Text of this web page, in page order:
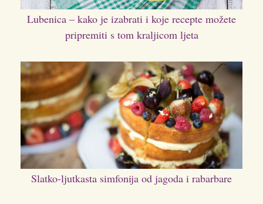
Lubenica – kako je izabrati i koje recepte možete
pripremiti s tom kraljicom ljeta
Slatko-ljutkasta simfonija od jagoda i rabarbare